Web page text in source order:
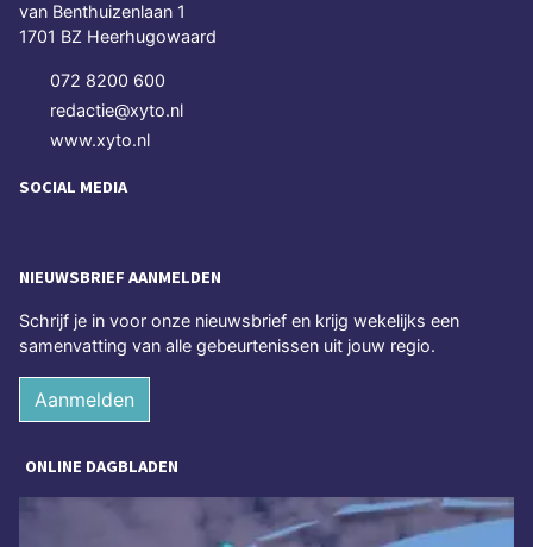
van Benthuizenlaan 1
1701 BZ Heerhugowaard
072 8200 600
redactie@xyto.nl
www.xyto.nl
SOCIAL MEDIA
NIEUWSBRIEF AANMELDEN
Schrijf je in voor onze nieuwsbrief en krijg wekelijks een
samenvatting van alle gebeurtenissen uit jouw regio.
Aanmelden
ONLINE DAGBLADEN